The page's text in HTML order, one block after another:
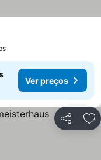
Ver preços
Partilhar